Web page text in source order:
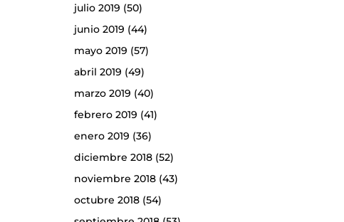
julio 2019 (50)
junio 2019 (44)
mayo 2019 (57)
abril 2019 (49)
marzo 2019 (40)
febrero 2019 (41)
enero 2019 (36)
diciembre 2018(52)
noviembre 2018(43)
octubre 2018(54)